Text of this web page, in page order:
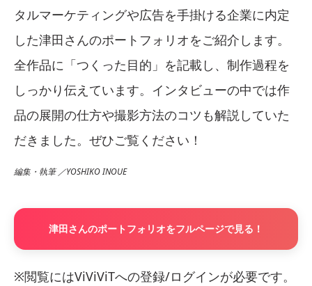
タルマーケティングや広告を手掛ける企業に内定
した津田さんのポートフォリオをご紹介します。
全作品に「つくった目的」を記載し、制作過程を
しっかり伝えています。インタビューの中では作
品の展開の仕方や撮影方法のコツも解説していた
だきました。ぜひご覧ください！
編集・執筆 ／YOSHIKO INOUE
津田さんのポートフォリオをフルページで見る！
※閲覧にはViViViTへの登録/ログインが必要です。